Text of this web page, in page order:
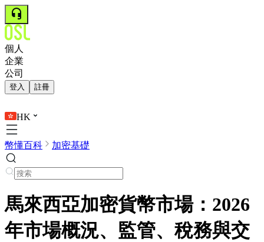
個人
企業
公司
登入 註冊
HK
幣懂百科 加密基礎
馬來西亞加密貨幣市場：2026
年市場概況、監管、稅務與交